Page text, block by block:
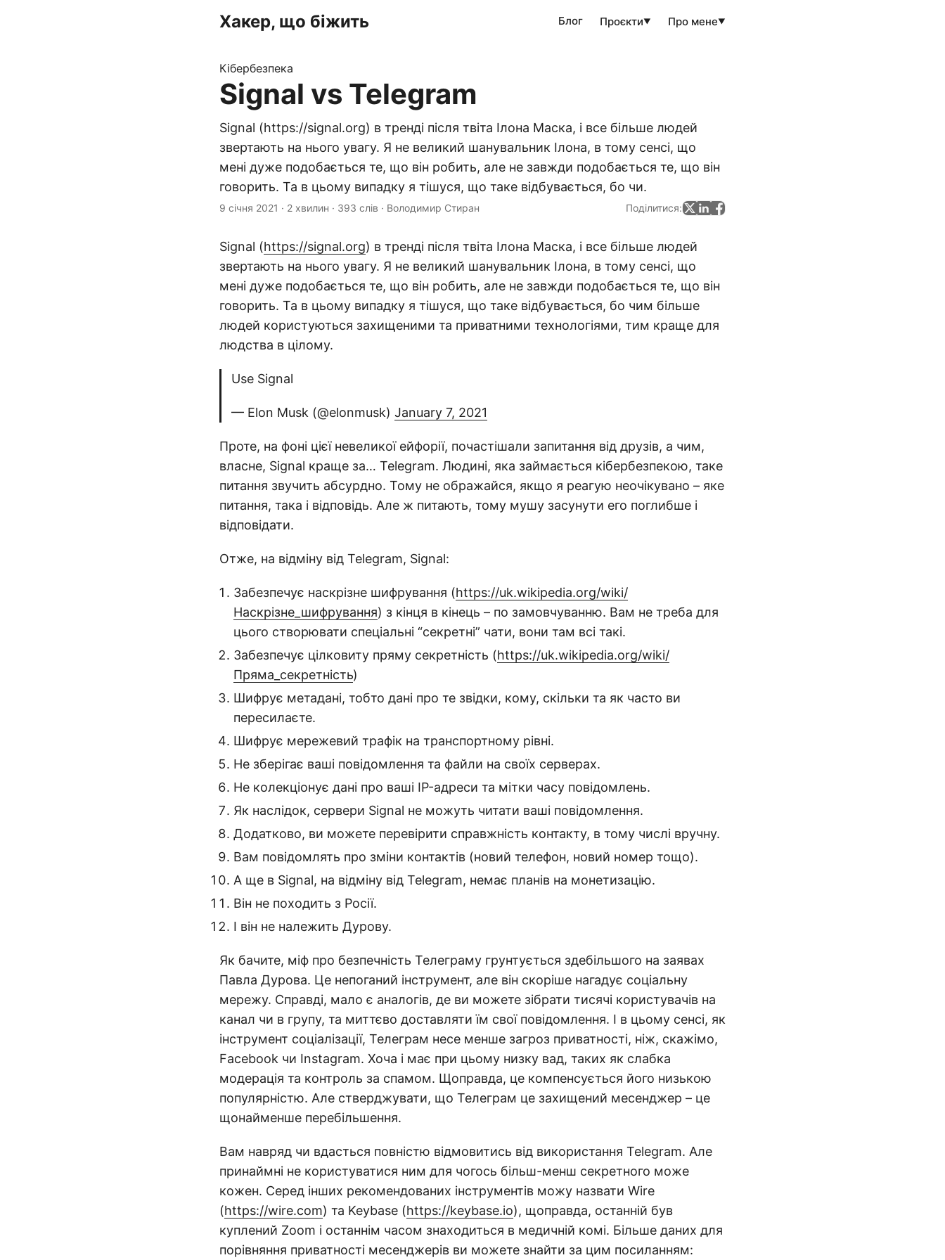
Хакер, що біжить Блог Проєкти▼ Про мене▼
Кібербезпека
Signal vs Telegram
Signal (https://signal.org) в тренді після твіта Ілона Маска, і все більше людей
звертають на нього увагу. Я не великий шанувальник Ілона, в тому сенсі, що
мені дуже подобається те, що він робить, але не завжди подобається те, що він
говорить. Та в цьому випадку я тішуся, що таке відбувається, бо чи.
9 січня 2021 · 2 хвилин · 393 слів · Володимир Стиран Поділитися:
Signal (https://signal.org) в тренді після твіта Ілона Маска, і все більше людей
звертають на нього увагу. Я не великий шанувальник Ілона, в тому сенсі, що
мені дуже подобається те, що він робить, але не завжди подобається те, що він
говорить. Та в цьому випадку я тішуся, що таке відбувається, бо чим більше
людей користуються захищеними та приватними технологіями, тим краще для
людства в цілому.
Use Signal
— Elon Musk (@elonmusk) January 7, 2021
Проте, на фоні цієї невеликої ейфорії, почастішали запитання від друзів, а чим,
власне, Signal краще за… Telegram. Людині, яка займається кібербезпекою, таке
питання звучить абсурдно. Тому не ображайся, якщо я реагую неочікувано – яке
питання, така і відповідь. Але ж питають, тому мушу засунути его поглибше і
відповідати.
Отже, на відміну від Telegram, Signal:
Забезпечує наскрізне шифрування (https://uk.wikipedia.org/wiki/
Наскрізне_шифрування) з кінця в кінець – по замовчуванню. Вам не треба для
цього створювати спеціальні “секретні” чати, вони там всі такі.
Забезпечує цілковиту пряму секретність (https://uk.wikipedia.org/wiki/
Пряма_секретність)
Шифрує метадані, тобто дані про те звідки, кому, скільки та як часто ви
пересилаєте.
Шифрує мережевий трафік на транспортному рівні.
Не зберігає ваші повідомлення та файли на своїх серверах.
Не колекціонує дані про ваші IP-адреси та мітки часу повідомлень.
Як наслідок, сервери Signal не можуть читати ваші повідомлення.
Додатково, ви можете перевірити справжність контакту, в тому числі вручну.
Вам повідомлять про зміни контактів (новий телефон, новий номер тощо).
А ще в Signal, на відміну від Telegram, немає планів на монетизацію.
Він не походить з Росії.
І він не належить Дурову.
Як бачите, міф про безпечність Телеграму грунтується здебільшого на заявах
Павла Дурова. Це непоганий інструмент, але він скоріше нагадує соціальну
мережу. Справді, мало є аналогів, де ви можете зібрати тисячі користувачів на
канал чи в групу, та миттєво доставляти їм свої повідомлення. І в цьому сенсі, як
інструмент соціалізації, Телеграм несе менше загроз приватності, ніж, скажімо,
Facebook чи Instagram. Хоча і має при цьому низку вад, таких як слабка
модерація та контроль за спамом. Щоправда, це компенсується його низькою
популярністю. Але стверджувати, що Телеграм це захищений месенджер – це
щонайменше перебільшення.
Вам навряд чи вдасться повністю відмовитись від використання Telegram. Але
принаймні не користуватися ним для чогось більш-менш секретного може
кожен. Серед інших рекомендованих інструментів можу назвати Wire
(https://wire.com) та Keybase (https://keybase.io), щоправда, останній був
куплений Zoom і останнім часом знаходиться в медичній комі. Більше даних для
порівняння приватності месенджерів ви можете знайти за цим посиланням: